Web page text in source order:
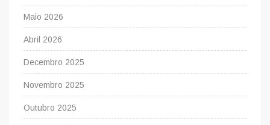
Maio 2026
Abril 2026
Decembro 2025
Novembro 2025
Outubro 2025